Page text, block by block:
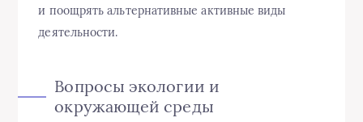
и поощрять альтернативные активные виды
деятельности.
Вопросы экологии и
окружающей среды